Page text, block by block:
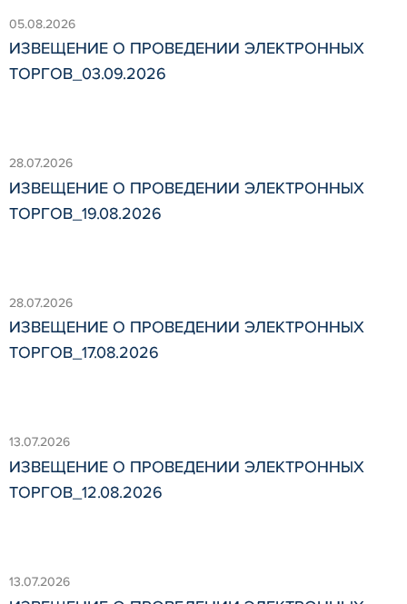
05.08.2026
ИЗВЕЩЕНИЕ О ПРОВЕДЕНИИ ЭЛЕКТРОННЫХ
ТОРГОВ_03.09.2026
28.07.2026
ИЗВЕЩЕНИЕ О ПРОВЕДЕНИИ ЭЛЕКТРОННЫХ
ТОРГОВ_19.08.2026
28.07.2026
ИЗВЕЩЕНИЕ О ПРОВЕДЕНИИ ЭЛЕКТРОННЫХ
ТОРГОВ_17.08.2026
13.07.2026
ИЗВЕЩЕНИЕ О ПРОВЕДЕНИИ ЭЛЕКТРОННЫХ
ТОРГОВ_12.08.2026
13.07.2026